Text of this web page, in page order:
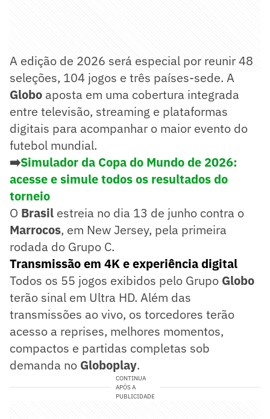
A edição de 2026 será especial por reunir 48
seleções, 104 jogos e três países-sede. A
Globo aposta em uma cobertura integrada
entre televisão, streaming e plataformas
digitais para acompanhar o maior evento do
futebol mundial.
➡️Simulador da Copa do Mundo de 2026:
acesse e simule todos os resultados do
torneio
O Brasil estreia no dia 13 de junho contra o
Marrocos, em New Jersey, pela primeira
rodada do Grupo C.
Transmissão em 4K e experiência digital
Todos os 55 jogos exibidos pelo Grupo Globo
terão sinal em Ultra HD. Além das
transmissões ao vivo, os torcedores terão
acesso a reprises, melhores momentos,
compactos e partidas completas sob
demanda no Globoplay.
CONTINUA
APÓS A
PUBLICIDADE